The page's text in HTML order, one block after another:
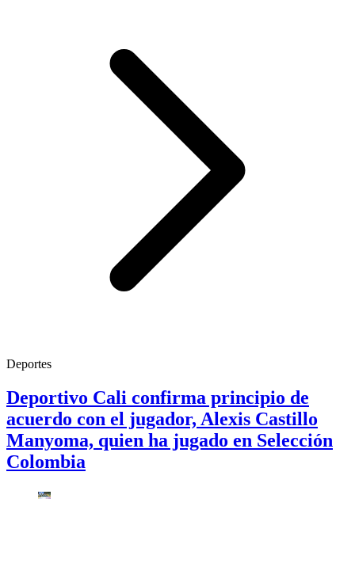
Deportes
Deportivo Cali confirma principio de
acuerdo con el jugador, Alexis Castillo
Manyoma, quien ha jugado en Selección
Colombia